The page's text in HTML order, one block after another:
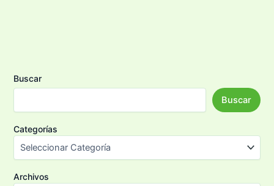
Buscar
Buscar
Categorías
Archivos